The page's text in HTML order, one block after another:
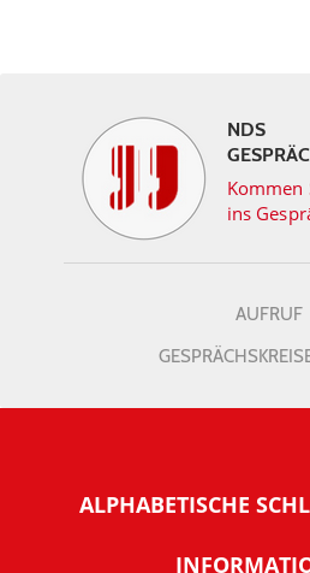
NDS
Kommen
ins
AUFRUF
ALPHABETISCHE